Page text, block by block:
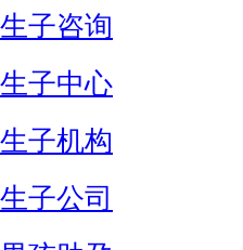
子咨询
子中心
子机构
子公司